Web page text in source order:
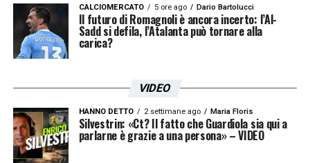
CALCIOMERCATO 5 ore ago Dario Bartolucci
Il futuro di Romagnoli è ancora incerto: l’Al-
Sadd si defila, l’Atalanta può tornare alla
carica?
VIDEO
HANNO DETTO 2 settimane ago Maria Floris
Silvestrin: «Ct? Il fatto che Guardiola sia qui a
parlarne è grazie a una persona» – VIDEO